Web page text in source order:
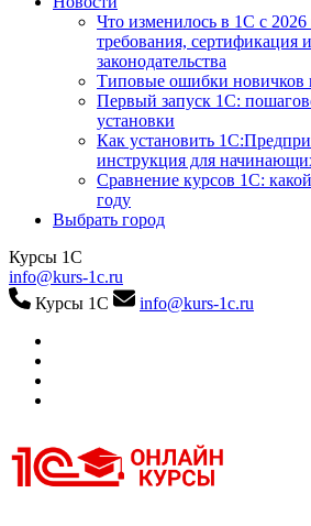
Что изменилось в 1С с
требования, сертификация
законодательства
Типовые ошибки новичков
Первый запуск 1С:
установки
Как установить
инструкция для
Сравнение курсов 1С:
году
Выбрать город
Курсы 1С
info@kurs-1c.ru
Курсы 1С
info@kurs-1c.ru